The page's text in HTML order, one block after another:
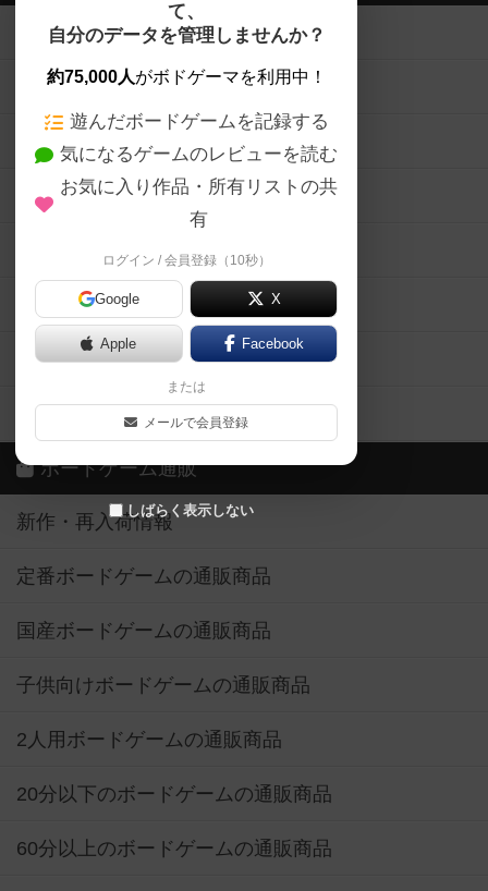
て、
自分のデータを管理しませんか？
約75,000人がボドゲーマを利用中！
遊んだボードゲームを記録する
気になるゲームのレビューを読む
お気に入り作品・所有リストの共
有
ログイン / 会員登録（10秒）
Google X
Apple Facebook
または
メールで会員登録
しばらく表示しない
ボードゲームを検索する
ボードゲームの新着レビュー
ボードゲーム会情報
メカニクス特集
掲示板・トピックス
ボドとも・会員一覧
ボードゲーム業界コラム
ボドゲーマご利用案内
ボードゲーム通販
新作・再入荷情報
定番ボードゲームの通販商品
国産ボードゲームの通販商品
子供向けボードゲームの通販商品
2人用ボードゲームの通販商品
20分以下のボードゲームの通販商品
60分以上のボードゲームの通販商品